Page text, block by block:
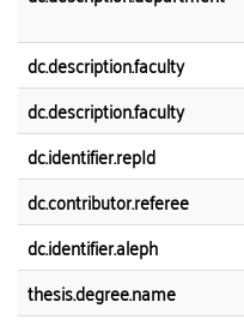
dc.description.faculty
dc.description.faculty
dc.identifier.repId
dc.contributor.referee
dc.identifier.aleph
thesis.degree.name